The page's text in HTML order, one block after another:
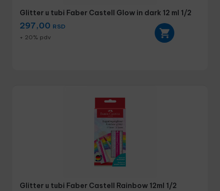
Glitter u tubi Faber Castell Glow in dark 12 ml 1/2
297,00 RSD
+ 20% pdv
Glitter u tubi Faber Castell Rainbow 12ml 1/2